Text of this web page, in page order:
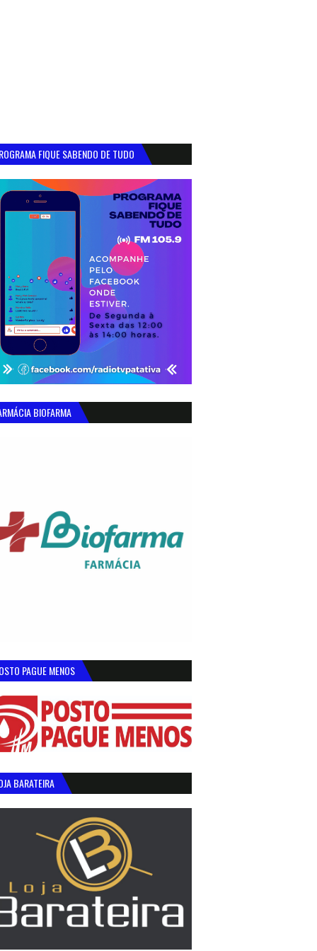
FIQUE SABENDO DE TUDO
BIOFARMA
PAGUE MENOS
BARATEIRA